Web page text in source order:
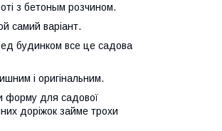
з бетоным розчином.
самий варіант.
будинком все це садова
і оригінальним.
форму для садової
доріжок займе трохи